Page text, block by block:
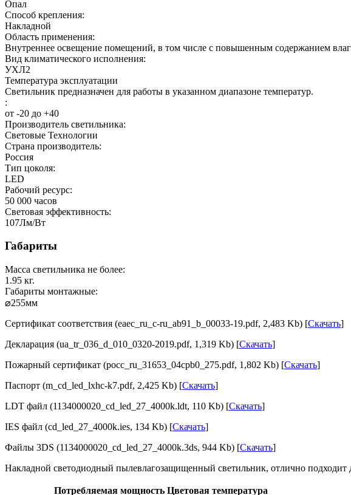
Опал
Способ крепления:
Накладной
Область применения:
Внутреннее освещение помещений, в том числе с повышенным содержанием
Вид климатического исполнения:
УХЛ2
Температура эксплуатации
Светильник предназначен для работы в указанном диапазоне температур.
:
от -20 до +40
Производитель светильника:
Световые Технологии
Страна производитель:
Россия
Тип цоколя:
LED
Рабочий ресурс:
50 000 часов
Световая эффективность:
107Лм/Вт
Габариты
Масса светильника не более:
1.95 кг.
Габариты монтажные:
⌀255мм
Сертификат соответствия (eaec_ru_c-ru_ab91_b_00033-19.pdf, 2,483 Kb) [Скачать]
Декларация (ua_tr_036_d_010_0320-2019.pdf, 1,319 Kb) [Скачать]
Пожарный сертификат (pocc_ru_31653_04cpb0_275.pdf, 1,802 Kb) [Скачать]
Паспорт (m_cd_led_lxhc-k7.pdf, 2,425 Kb) [Скачать]
LDT файл (1134000020_cd_led_27_4000k.ldt, 110 Kb) [Скачать]
IES файл (cd_led_27_4000k.ies, 134 Kb) [Скачать]
Файлы 3DS (1134000020_cd_led_27_4000k.3ds, 944 Kb) [Скачать]
Накладной светодиодный пылевлагозащищенный светильник, отлично
Потребляемая мощность Цветовая температура